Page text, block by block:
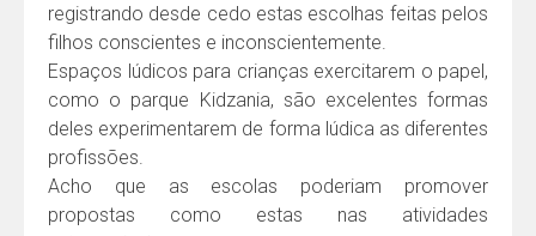
registrando desde cedo estas escolhas feitas pelos
filhos conscientes e inconscientemente.
Espaços lúdicos para crianças exercitarem o papel,
como o parque Kidzania, são excelentes formas
deles experimentarem de forma lúdica as diferentes
profissões.
Acho que as escolas poderiam promover
propostas como estas nas atividades